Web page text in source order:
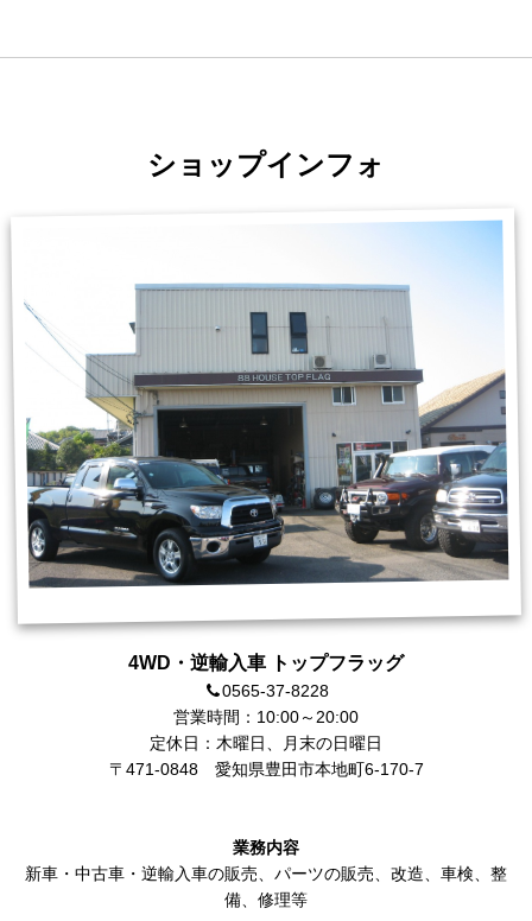
ショップインフォ
4WD・逆輸入車 トップフラッグ
0565-37-8228
営業時間：10:00～20:00
定休日：木曜日、月末の日曜日
〒471-0848 愛知県豊田市本地町6-170-7
業務内容
新車・中古車・逆輸入車の販売
パーツの販売 、改造、車検、整
備、修理等